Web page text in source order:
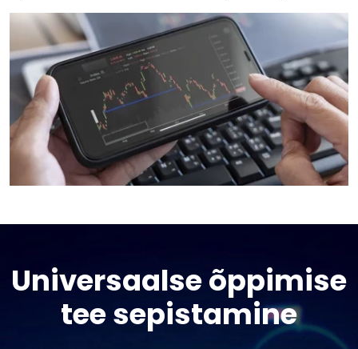
Universaalse õppimise
tee sepistamine